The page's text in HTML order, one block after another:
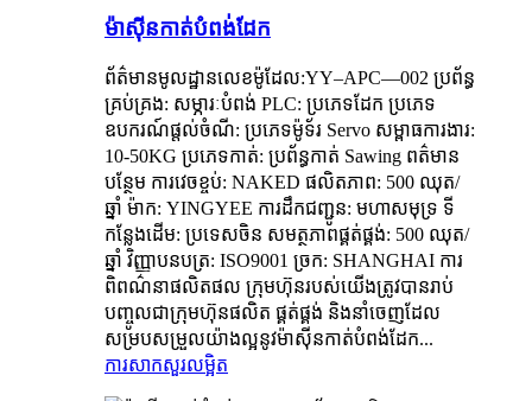
ម៉ាស៊ីនកាត់បំពង់ដែក
ព័ត៌មានមូលដ្ឋានលេខម៉ូដែល:YY–APC—002 ប្រព័ន្ធ
គ្រប់គ្រង: សម្ភារៈបំពង់ PLC: ប្រភេទដែក ប្រភេទ
ឧបករណ៍ផ្តល់ចំណី: ប្រភេទម៉ូទ័រ Servo សម្ពាធការងារ:
10-50KG ប្រភេទកាត់: ប្រព័ន្ធកាត់ Sawing ពត៌មាន
បន្ថែម ការវេចខ្ចប់: NAKED ផលិតភាព: 500 ឈុត/
ឆ្នាំ ម៉ាក: YINGYEE ការដឹកជញ្ជូន: មហាសមុទ្រ ទី
កន្លែងដើម: ប្រទេសចិន សមត្ថភាពផ្គត់ផ្គង់: 500 ឈុត/
ឆ្នាំ វិញ្ញាបនបត្រ: ISO9001 ច្រក: SHANGHAI ការ
ពិពណ៌នាផលិតផល ក្រុមហ៊ុនរបស់យើងត្រូវបានរាប់
បញ្ចូលជាក្រុមហ៊ុនផលិត ផ្គត់ផ្គង់ និងនាំចេញដែល
សម្របសម្រួលយ៉ាងល្អនូវម៉ាស៊ីនកាត់បំពង់ដែក...
ការសាកសួរលម្អិត